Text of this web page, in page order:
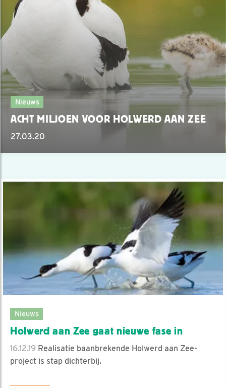
Nieuws
ACHT MILJOEN VOOR HOLWERD AAN ZEE
27.03.20
Nieuws
Holwerd aan Zee gaat nieuwe fase in
16.12.19 Realisatie baanbrekende Holwerd aan Zee-
project is stap dichterbij.